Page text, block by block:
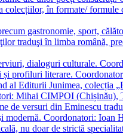
colecțiilor, în formate/
gastronomie, sport,
traduşi în limba română,
dialoguri culturale.
și profiluri literare.
al Editurii Junimea, colecția
Mihai CIMPOI
de versuri din Eminescu
modernă. Coordonatori:
nu doar de strictă